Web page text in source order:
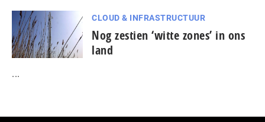
CLOUD & INFRASTRUCTUUR
Nog zestien ‘witte zones’ in ons
land
...